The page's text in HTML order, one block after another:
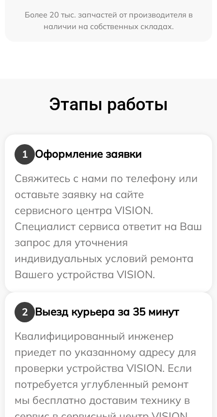
Более 20 тыс. запчастей от производителя в
наличии на собственных складах.
Этапы работы
1
Оформление заявки
Свяжитесь с нами по телефону или
оставьте заявку на сайте
сервисного центра VISION.
Специалист сервиса ответит на Ваш
запрос для уточнения
индивидуальных условий ремонта
Вашего устройства VISION.
2
Выезд курьера за 35 минут
Квалифицированный инженер
приедет по указанному адресу для
проверки устройства VISION. Если
потребуется углубленный ремонт
мы бесплатно доставим технику в